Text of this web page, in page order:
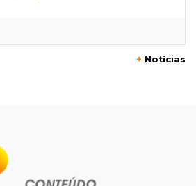
da Penha: o que ainda
gestão
adesão a programa de
prefeituras
+ Notícias